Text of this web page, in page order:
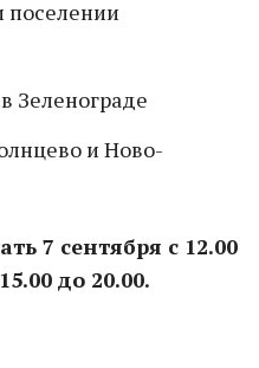
Зеленограде
и Ново-
7 сентября с 12.00
до 20.00.